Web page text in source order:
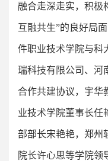
融合走深走实，积极
互融共生”的良好局
件职业技术学院与科
瑞科技有限公司、河
合作共建协议，宇华
业技术学院董事长任
部部长宋艳艳，郑州
院长许心思等学院领